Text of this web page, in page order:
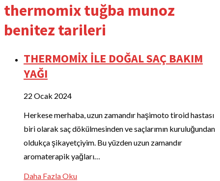
thermomix tuğba munoz
benitez tarileri
THERMOMİX İLE DOĞAL SAÇ BAKIM
YAĞI
22 Ocak 2024
Herkese merhaba, uzun zamandır haşimoto tiroid hastası
biri olarak saç dökülmesinden ve saçlarımın kuruluğundan
oldukça şikayetçiyim. Bu yüzden uzun zamandır
aromaterapik yağları…
Daha Fazla Oku